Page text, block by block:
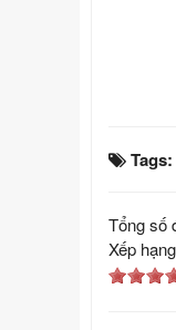
Tags:
Tổng số
Xếp